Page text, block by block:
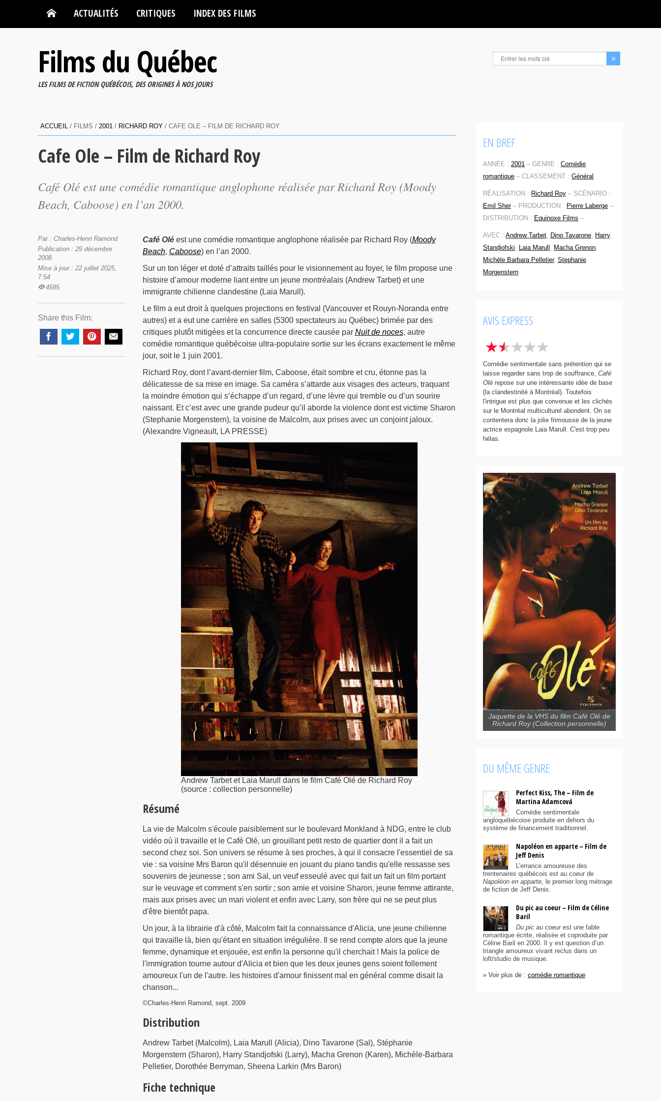
ACTUALITÉS CRITIQUES INDEX DES FILMS
Films du Québec
LES FILMS DE FICTION QUÉBÉCOIS, DES ORIGINES À NOS JOURS
ACCUEIL / FILMS / 2001 / RICHARD ROY / CAFE OLE – FILM DE RICHARD ROY
Cafe Ole – Film de Richard Roy
Café Oléest une comédie romantique anglophone réalisée par Richard Roy (Moody
Beach, Caboose) en l’an 2000.
Par : Charles-Henri Ramond
Publication : 29 décembre
2008
Mise à jour : 22 juillet 2025,
7:54
4585
Share this Film:
Café Oléest une comédie romantique anglophone réalisée par Richard Roy (Moody
Beach, Caboose) en l’an 2000.
Sur un ton léger et doté d’attraits taillés pour le visionnement au foyer, le film propose une
histoire d’amour moderne liant entre un jeune montréalais (Andrew Tarbet) et une
immigrante chilienne clandestine (Laia Marull).
Le film a eut droit à quelques projections en festival (Vancouver et Rouyn-Noranda entre
autres) et a eut une carrière en salles (5300 spectateurs au Québec) brimée par des
critiques plutôt mitigées et la concurrence directe causée par Nuit de noces, autre
comédie romantique québécoise ultra-populaire sortie sur les écrans exactement le même
jour, soit le 1 juin 2001.
Richard Roy, dont l’avant-dernier film, Caboose, était sombre et cru, étonne pas la
délicatesse de sa mise en image. Sa caméra s’attarde aux visages des acteurs, traquant
la moindre émotion qui s’échappe d’un regard, d’une lèvre qui tremble ou d’un sourire
naissant. Et c’est avec une grande pudeur qu’il aborde la violence dont est victime Sharon
(Stephanie Morgenstern), la voisine de Malcolm, aux prises avec un conjoint jaloux.
(Alexandre Vigneault, LA PRESSE)
Andrew Tarbet et Laia Marull dans le film Café Olé de Richard Roy
(source : collection personnelle)
Résumé
La vie de Malcolm s'écoule paisiblement sur le boulevard Monkland à NDG, entre le club
vidéo où il travaille et le Café Olé, un grouillant petit resto de quartier dont il a fait un
second chez soi. Son univers se résume à ses proches, à qui il consacre l'essentiel de sa
vie : sa voisine Mrs Baron qu'il désennuie en jouant du piano tandis qu'elle ressasse ses
souvenirs de jeunesse ; son ami Sal, un veuf esseulé avec qui fait un fait un film portant
sur le veuvage et comment s'en sortir ; son amie et voisine Sharon, jeune femme attirante,
mais aux prises avec un mari violent et enfin avec Larry, son frère qui ne se peut plus
d'être bientôt papa.
Un jour, à la librairie d'à côté, Malcolm fait la connaissance d'Alicia, une jeune chilienne
qui travaille là, bien qu'étant en situation irrégulière. Il se rend compte alors que la jeune
femme, dynamique et enjouée, est enfin la personne qu'il cherchait ! Mais la police de
l'immigration tourne autour d'Alicia et bien que les deux jeunes gens soient follement
amoureux l'un de l'autre. les histoires d'amour finissent mal en général comme disait la
chanson...
©Charles-Henri Ramond, sept. 2009
Distribution
Andrew Tarbet (Malcolm), Laia Marull (Alicia), Dino Tavarone (Sal), Stéphanie
Morgenstern (Sharon), Harry Standjofski (Larry), Macha Grenon (Karen), Michèle-Barbara
Pelletier, Dorothée Berryman, Sheena Larkin (Mrs Baron)
Fiche technique
EN BREF
ANNÉE : 2001 – GENRE : Comédie
romantique – CLASSEMENT : Général
RÉALISATION : Richard Roy – SCÉNARIO :
Emil Sher– PRODUCTION : Pierre Laberge –
DISTRIBUTION : Equinoxe Films –
AVEC : Andrew Tarbet, Dino Tavarone, Harry
Standjofski, Laia Marull , Macha Grenon,
Michèle Barbara Pelletier, Stephanie
Morgenstern
AVIS EXPRESS
Comédie sentimentale sans prétention qui se
laisse regarder sans trop de souffrance, Café
Olé repose sur une intéressante idée de base
(la clandestinité à Montréal). Toutefois
l'intrigue est plus que convenue et les clichés
sur le Montréal multiculturel abondent. On se
contentera donc la jolie frimousse de la jeune
actrice espagnole Laia Marull. C'est trop peu
hélas.
Jaquette de la VHS du film Café Olé de
Richard Roy (Collection personnelle)
DU MÊME GENRE
Perfect Kiss, The – Film de
Martina Adamcová
Comédie sentimentale
angloquébécoise produite en dehors du
système de financement traditionnel.
Napoléon en apparte – Film de
Jeff Denis
L’errance amoureuse des
trentenaires québécois est au coeur de
Napoléon en apparte, le premier long métrage
de fiction de Jeff Denis.
Du pic au coeur – Film de Céline
Baril
Du pic au coeurest une fable
romantique écrite, réalisée et coproduite par
Céline Baril en 2000. Il y est question d’un
triangle amoureux vivant reclus dans un
loft/studio de musique.
» Voir plus de : comédie romantique